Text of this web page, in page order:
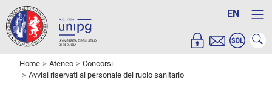
EN
Home Ateneo
Concorsi
Avvisi riservati al personale del ruolo sanitario